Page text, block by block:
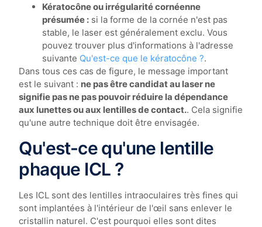
Kératocône ou irrégularité cornéenne
présumée : si la forme de la cornée n'est pas
stable, le laser est généralement exclu. Vous
pouvez trouver plus d'informations à l'adresse
suivante Qu'est-ce que le kératocône ?.
Dans tous ces cas de figure, le message important
est le suivant : ne pas être candidat au laser ne
signifie pas ne pas pouvoir réduire la dépendance
aux lunettes ou aux lentilles de contact.. Cela signifie
qu'une autre technique doit être envisagée.
Qu'est-ce qu'une lentille
phaque ICL ?
Les ICL sont des lentilles intraoculaires très fines qui
sont implantées à l'intérieur de l'œil sans enlever le
cristallin naturel. C'est pourquoi elles sont dites